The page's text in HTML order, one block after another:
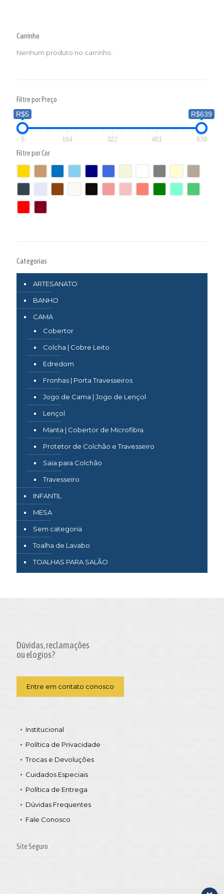
Carrinho
Nenhum produto no carrinho.
Filtre por Preço
R$5
R$639
5 164 322 481 639
Filtre por Cor
Categorias
ARTESANATO
BANHO
CAMA
Cobertor
Colcha | Cobre Leito
Edredom
Fronhas | Porta Travesseiros
Jogo de Cama | Jogo de Lençol
Lençol
Manta | Cobertor de Microfibra
Protetor de Colchão e Travesseiro
Saia para Colchão
Travesseiro
INFANTIL
MESA
Sem categoria
Toalha de Lavabo
TOALHAS PARA SALÃO
Dúvidas, reclamações
ou elogios?
Entre em contato conosco
Institucional
Política de Privacidade
Trocas e Devoluções
Cuidados Especiais
Política de Entrega
Dúvidas Frequentes
Fale Conosco
Site Seguro